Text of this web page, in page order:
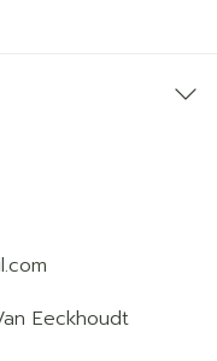
Eeckhoudt